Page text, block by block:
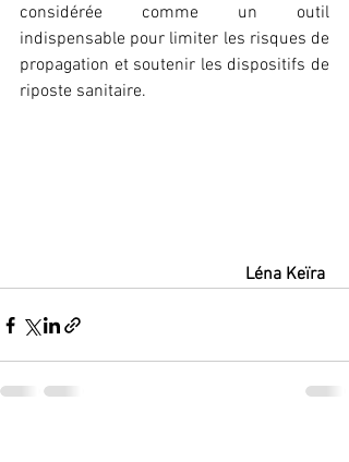
considérée comme un outil
indispensable pour limiter les risques de
propagation et soutenir les dispositifs de
riposte sanitaire.
Léna Keïra